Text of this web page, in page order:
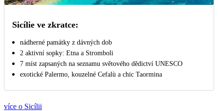
Sicílie ve zkratce:
nádherné památky z dávných dob
2 aktivní sopky: Etna a Stromboli
7 míst zapsaných na seznamu světového dědictví UNESCO
exotické Palermo, kouzelné Cefalù a chic Taormina
více o Sicílii